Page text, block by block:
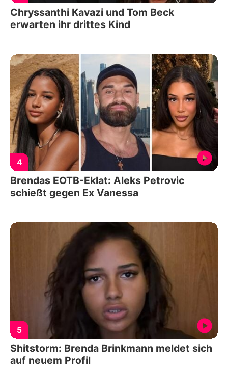
Chryssanthi Kavazi und Tom Beck
erwarten ihr drittes Kind
4
Brendas EOTB-Eklat: Aleks Petrovic
schießt gegen Ex Vanessa
5
Shitstorm: Brenda Brinkmann meldet sich
auf neuem Profil